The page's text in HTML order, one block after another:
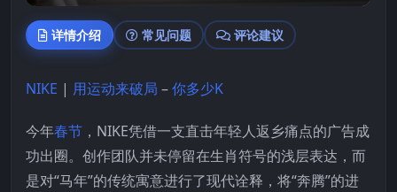
详情介绍 常见问题 评论建议
NIKE | 用运动来破局 –你多少K
今年春节 ，NIKE凭借一支直击年轻人返乡痛点的广告成
功出圈。创作团队并未停留在生肖符号的浅层表达，而
是对“马年”的传统寓意进行了现代诠释，将“奔腾”的进